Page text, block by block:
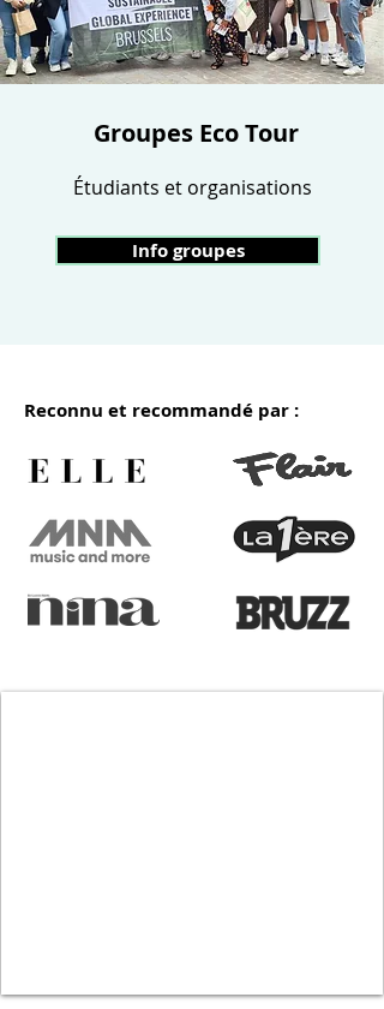
Groupes Eco Tour
Étudiants et organisations
Info groupes
Reconnu et recommandé par :